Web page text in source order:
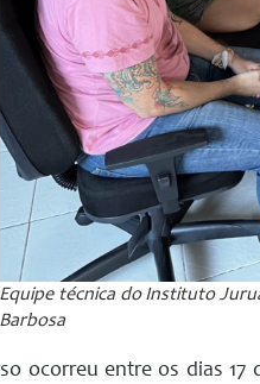
Equipe técnica do Instituto
Barbosa
ocorreu entre os dias